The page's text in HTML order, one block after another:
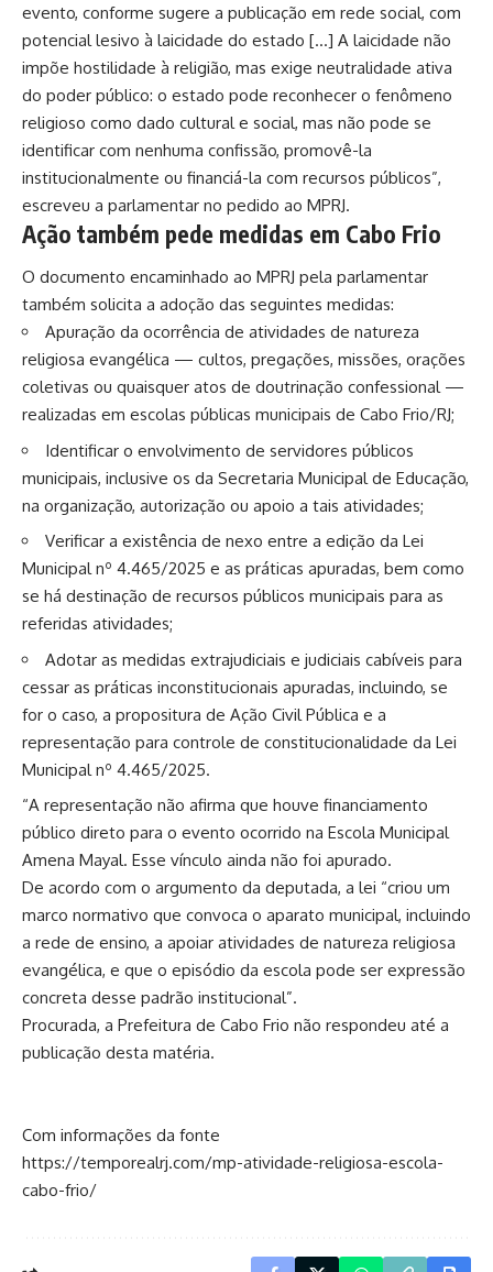
evento, conforme sugere a publicação em rede social, com
potencial lesivo à laicidade do estado […] A laicidade não
impõe hostilidade à religião, mas exige neutralidade ativa
do poder público: o estado pode reconhecer o fenômeno
religioso como dado cultural e social, mas não pode se
identificar com nenhuma confissão, promovê-la
institucionalmente ou financiá-la com recursos públicos”,
escreveu a parlamentar no pedido ao MPRJ.
Ação também pede medidas em Cabo Frio
O documento encaminhado ao MPRJ pela parlamentar
também solicita a adoção das seguintes medidas:
Apuração da ocorrência de atividades de natureza
religiosa evangélica — cultos, pregações, missões, orações
coletivas ou quaisquer atos de doutrinação confessional —
realizadas em escolas públicas municipais de Cabo Frio/RJ;
Identificar o envolvimento de servidores públicos
municipais, inclusive os da Secretaria Municipal de Educação,
na organização, autorização ou apoio a tais atividades;
Verificar a existência de nexo entre a edição da Lei
Municipal nº 4.465/2025 e as práticas apuradas, bem como
se há destinação de recursos públicos municipais para as
referidas atividades;
Adotar as medidas extrajudiciais e judiciais cabíveis para
cessar as práticas inconstitucionais apuradas, incluindo, se
for o caso, a propositura de Ação Civil Pública e a
representação para controle de constitucionalidade da Lei
Municipal nº 4.465/2025.
“A representação não afirma que houve financiamento
público direto para o evento ocorrido na Escola Municipal
Amena Mayal. Esse vínculo ainda não foi apurado.
De acordo com o argumento da deputada, a lei “criou um
marco normativo que convoca o aparato municipal, incluindo
a rede de ensino, a apoiar atividades de natureza religiosa
evangélica, e que o episódio da escola pode ser expressão
concreta desse padrão institucional”.
Procurada, a Prefeitura de Cabo Frio não respondeu até a
publicação desta matéria.
Com informações da fonte
https://temporealrj.com/mp-atividade-religiosa-escola-
cabo-frio/